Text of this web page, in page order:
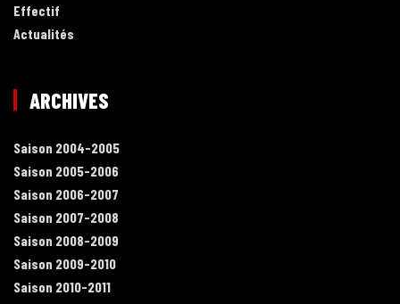
Effectif
Actualités
ARCHIVES
Saison 2004-2005
Saison 2005-2006
Saison 2006-2007
Saison 2007-2008
Saison 2008-2009
Saison 2009-2010
Saison 2010-2011